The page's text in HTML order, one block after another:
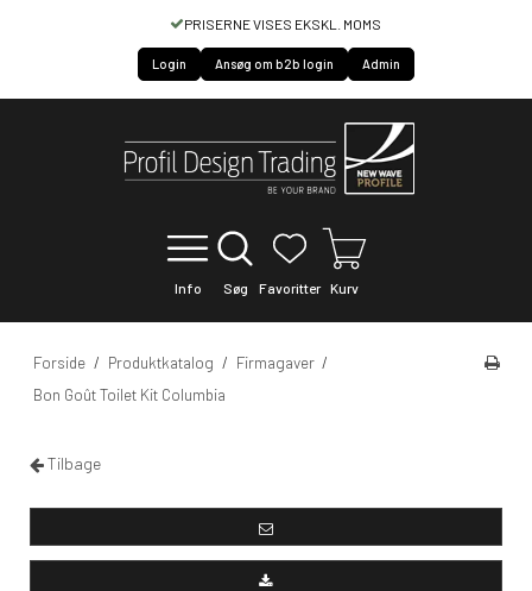
PRISERNE VISES EKSKL. MOMS
Login Ansøg om b2b login Admin
Info Søg Favoritter Kurv
Forside / Produktkatalog / Firmagaver /
Bon Goût Toilet Kit Columbia
Tilbage